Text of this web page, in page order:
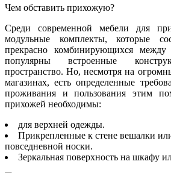
Чем обставить прихожую?
Среди современной мебели для
модульные комплекты, которые
прекрасно комбинирующихся
популярны встроенные
пространство. Но, несмотря на
магазинах, есть определенные
проживания и пользования этим
прихожей необходимы:
для верхней одежды.
Прикрепленные к стене вешалки
повседневной носки.
Зеркальная поверхность на шкафу